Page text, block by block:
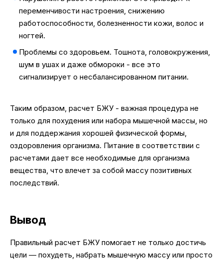
переменчивости настроения, снижению
работоспособности, болезненности кожи, волос и
ногтей.
Проблемы со здоровьем. Тошнота, головокружения,
шум в ушах и даже обмороки - все это
сигнализирует о несбалансированном питании.
Таким образом, расчет БЖУ - важная процедура не
только для похудения или набора мышечной массы, но
и для поддержания хорошей физической формы,
оздоровления организма. Питание в соответствии с
расчетами дает все необходимые для организма
вещества, что влечет за собой массу позитивных
последствий.
Вывод
Правильный расчет БЖУ помогает не только достичь
цели — похудеть, набрать мышечную массу или просто